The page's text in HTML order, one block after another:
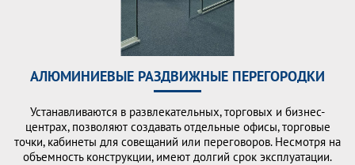
АЛЮМИНИЕВЫЕ РАЗДВИЖНЫЕ ПЕРЕГОРОДКИ
Устанавливаются в развлекательных, торговых и бизнес-
центрах, позволяют создавать отдельные офисы, торговые
точки, кабинеты для совещаний или переговоров. Несмотря на
объемность конструкции, имеют долгий срок эксплуатации.